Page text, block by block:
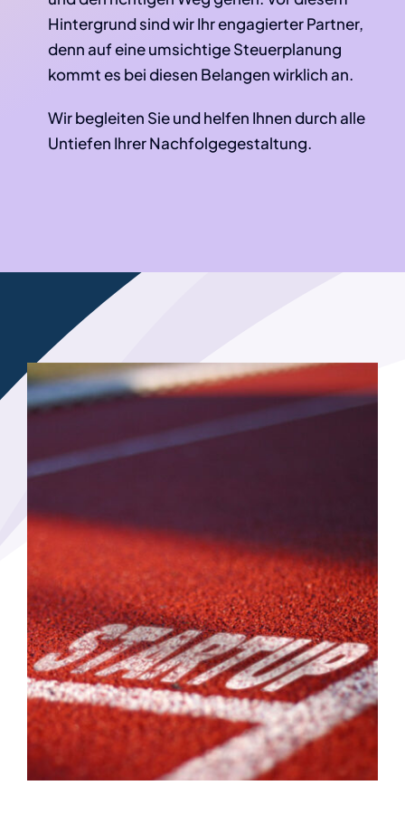
Hintergrund sind wir Ihr engagierter Partner,
denn auf eine umsichtige Steuerplanung
kommt es bei diesen Belangen wirklich an.
Wir begleiten Sie und helfen Ihnen durch alle
Untiefen Ihrer Nachfolgegestaltung.